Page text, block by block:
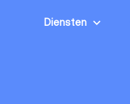
Diensten